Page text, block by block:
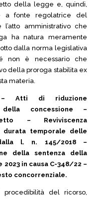
della legge e, quindi,
a fonte regolatrice del
amministrativo che
ha natura meramente
dalla norma legislativa
non è necessario che
della proroga stabilita ex
materia.
– Atti di riduzione
della concessione –
– Reviviscenza
durata temporale delle
l. n. 145/2018 –
della sentenza della
in causa C-348/22 –
concorrenziale.
procedibilità del ricorso,